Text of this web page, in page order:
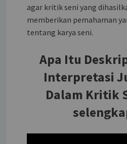
agar kritik seni yang
memberikan pemahaman
tentang karya seni.
Apa Itu
Interpretasi
Dalam Kritik